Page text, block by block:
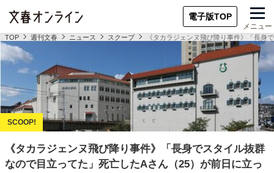
電子版TOP
メニュー
TOP 週刊文春 ニュース スクープ 《タカラジェンヌ飛び降り事件》「長身
《タカラジェンヌ飛び降り事件》「長身でスタイル抜群
なので目立ってた」死亡したAさん（25）が前日に立っ